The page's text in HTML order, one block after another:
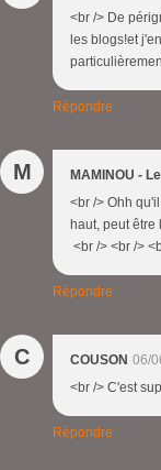
<br /> De
les blogs!et
Répondre
M MAMINOU -
<br /> Ohh
haut, peut être
<br /> <br />
Répondre
C COUSON 06/
<br /> C'est
Répondre